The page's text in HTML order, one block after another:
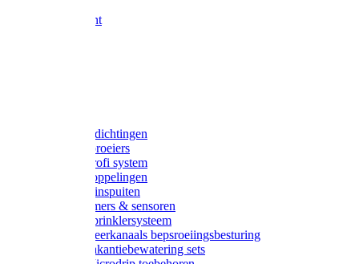
Lange bocht
Gardena afdichtingen
Gardena sproeiers
Gardena Profi system
Gardena koppelingen
Gardena tuinspuiten
Gardena timers & sensoren
Gardena Sprinklersysteem
Gardena meerkanaals bepsroeiingsbesturing
Gardena vakantiebewatering sets